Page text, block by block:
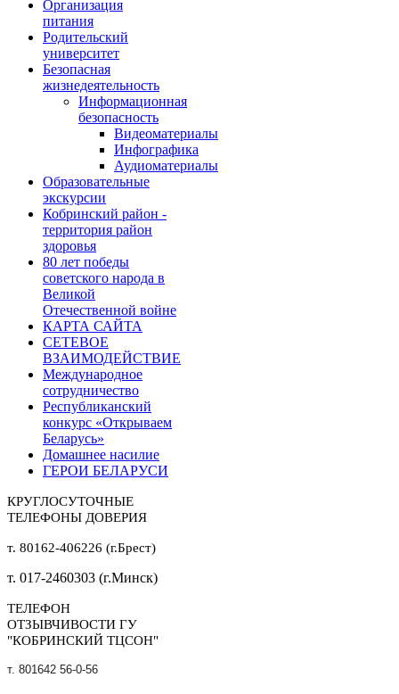
Организация
питания
Родительский
университет
Безопасная
жизнедеятельность
Информационная
безопасность
Видеоматериалы
Инфографика
Аудиоматериалы
Образовательные
экскурсии
Кобринский район -
территория район
здоровья
80 лет победы
советского народа в
Великой
Отечественной войне
КАРТА САЙТА
СЕТЕВОЕ
ВЗАИМОДЕЙСТВИЕ
Международное
сотрудничество
Республиканский
конкурс «Открываем
Беларусь»
Домашнее насилие
ГЕРОИ БЕЛАРУСИ
КРУГЛОСУТОЧНЫЕ
ТЕЛЕФОНЫ ДОВЕРИЯ
т. 80162-406226 (г.Брест)
т. 017-2460303 (г.Минск)
ТЕЛЕФОН
ОТЗЫВЧИВОСТИ ГУ
"КОБРИНСКИЙ ТЦСОН"
т. 801642 56-0-56